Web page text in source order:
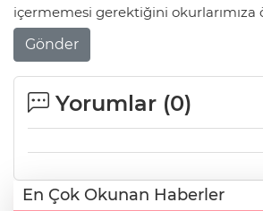
içermemesi gerektiğini okurlarımıza
Gönder
Yorumlar (0)
En Çok Okunan Haberler